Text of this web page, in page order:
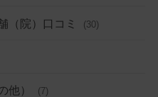
（院）口コミ (30)
他） (7)